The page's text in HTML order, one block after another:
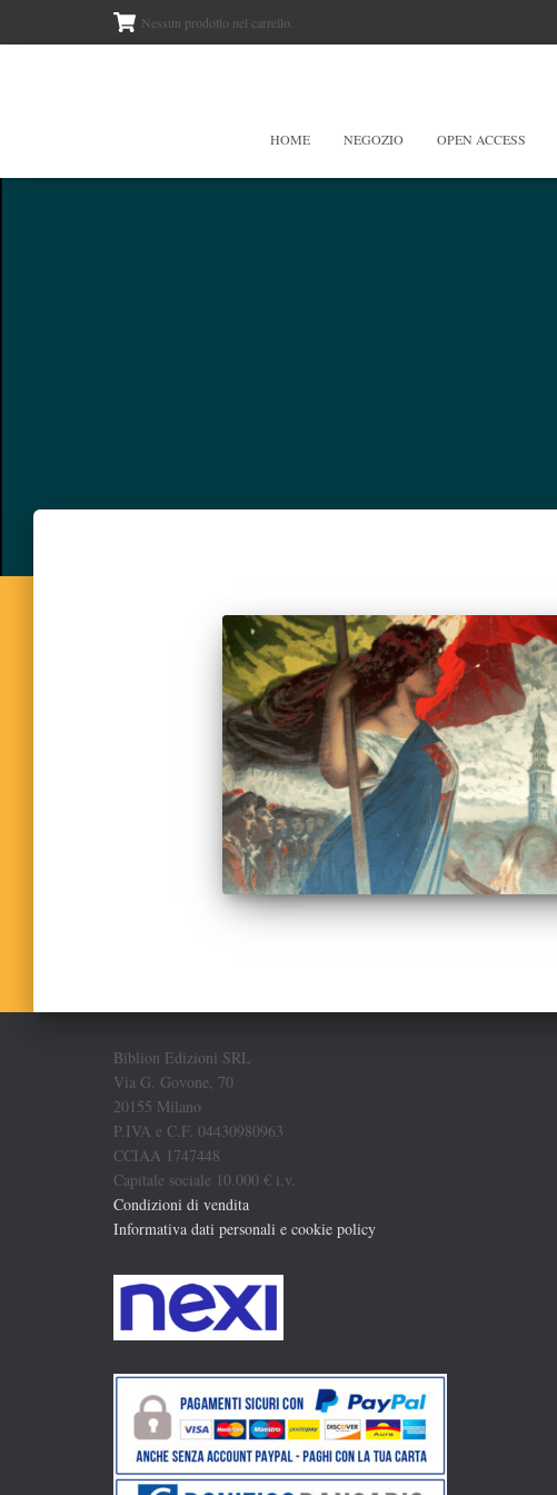
Nessun prodotto nel carrello.
HOME NEGOZIO OPEN ACCESS
Biblion Edizioni SRL
Via G. Govone, 70
20155 Milano
P.IVA e C.F. 04430980963
CCIAA 1747448
Capitale sociale 10.000 € i.v.
Condizioni di vendita
Informativa dati personali e cookie policy